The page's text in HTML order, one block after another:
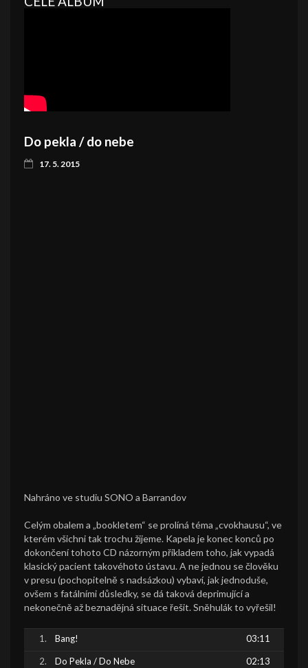
Do pekla / do nebe
17. 5. 2015
Nahráno ve studiu SONO a Barrandov
Celým obalem a „bookletem“ se prolíná téma „cvokhausu“, ve
kterém všichni tak trochu žijeme. Kapela je konec konců po
dokončení tohoto CD názorným příkladem toho, jak vypadá
klasický pacient takovéhoto ústavu. A ne jednou se člověku
v presu (pochopitelně s nadsázkou) vybaví, jak jednoduše,
ovšem s fatálními důsledky, se dá taková deprimující a
nekonečně až beznadějná situace řešit. Sněhulák to vyřešil!
Bang! 03:11
Do Pekla / Do Nebe 02:13